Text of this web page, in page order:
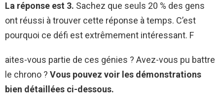
La réponse est 3. Sachez que seuls 20 % des gens
ont réussi à trouver cette réponse à temps. C’est
pourquoi ce défi est extrêmement intéressant. F
aites-vous partie de ces génies ? Avez-vous pu battre
le chrono ? Vous pouvez voir les démonstrations
bien détaillées ci-dessous.